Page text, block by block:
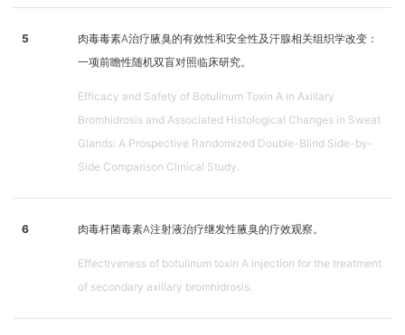
5
肉毒毒素A治疗腋臭的有效性和安全性及汗腺相关组织学改变：
一项前瞻性随机双盲对照临床研究。
Efficacy and Safety of Botulinum Toxin A in Axillary
Bromhidrosis and Associated Histological Changes in Sweat
Glands: A Prospective Randomized Double-Blind Side-by-
Side Comparison Clinical Study.
6 肉毒杆菌毒素A注射液治疗继发性腋臭的疗效观察。
Effectiveness of botulinum toxin A injection for the treatment
of secondary axillary bromhidrosis.